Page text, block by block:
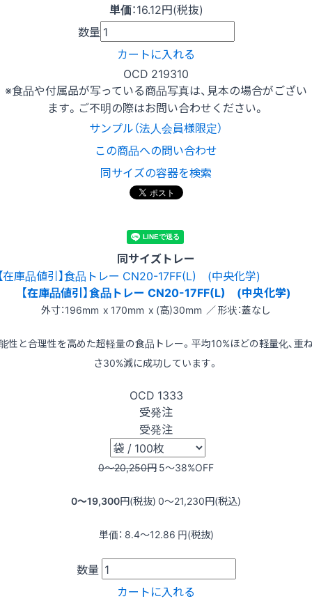
単価：16.12円(税抜)
数量
カートに入れる
OCD 219310
※食品や付属品が写っている商品写真は、見本の場合がござい
ます。ご不明の際はお問い合わせください。
サンプル（法人会員様限定）
この商品への問い合わせ
同サイズの容器を検索
同サイズトレー
【在庫品値引】食品トレー CN20-17FF(L) (中央化学)
外寸：196mm x 170mm x (高)30mm ／ 形状：蓋なし
性と合理性を高めた超軽量の食品トレー。平均10%ほどの軽量化、重
さ30%減に成功しています。
OCD 1333
受発注
受発注
0〜20,250円 5〜38%OFF
0〜19,300円(税抜) 0〜21,230円(税込)
単価： 8.4〜12.86 円(税抜)
数量
カートに入れる